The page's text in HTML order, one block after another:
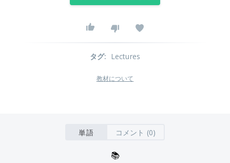
タグ: Lectures
教材について
単語 コメント (0)
📚